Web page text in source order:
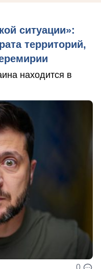
ситуации»:
территорий,
находится в